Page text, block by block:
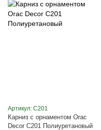
Артикул: C201
Карниз с орнаментом Orac
Decor C201 Полиуретановый